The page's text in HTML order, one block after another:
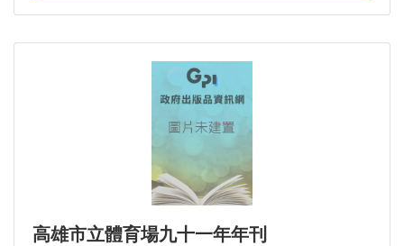
高雄市立體育場九十一年年刊